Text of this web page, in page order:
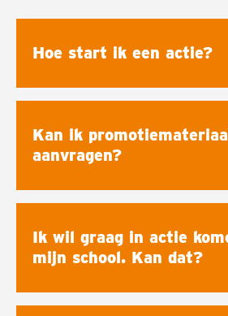
Hoe start ik een actie?
Kan ik
aanvragen?
Ik wil graag in actie
mijn school. Kan dat?